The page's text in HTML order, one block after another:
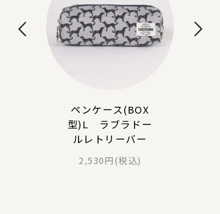
ペンケース(BOX
型)L ラブラドー
ルレトリーバー
2,530円(税込)